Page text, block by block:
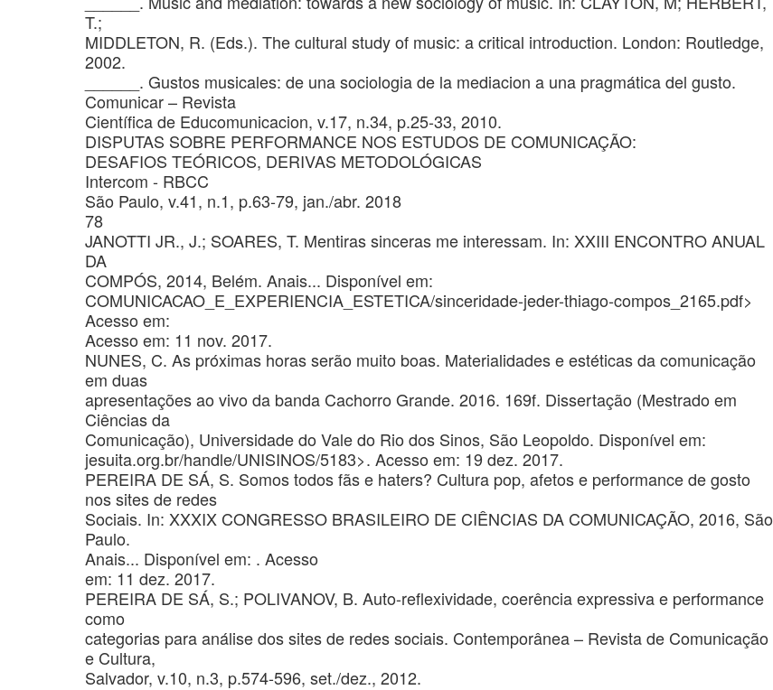
T.;
MIDDLETON, R. (Eds.). The cultural study of music: a critical introduction. London: Routledge,
2002.
______. Gustos musicales: de una sociologia de la mediacion a una pragmática del gusto.
Comunicar – Revista
Científica de Educomunicacion, v.17, n.34, p.25-33, 2010.
DISPUTAS SOBRE PERFORMANCE NOS ESTUDOS DE COMUNICAÇÃO:
DESAFIOS TEÓRICOS, DERIVAS METODOLÓGICAS
Intercom - RBCC
São Paulo, v.41, n.1, p.63-79, jan./abr. 2018
78
JANOTTI JR., J.; SOARES, T. Mentiras sinceras me interessam. In: XXIII ENCONTRO ANUAL
DA
COMPÓS, 2014, Belém. Anais... Disponível em:
COMUNICACAO_E_EXPERIENCIA_ESTETICA/sinceridade-jeder-thiago-compos_2165.pdf>
Acesso em:
Acesso em: 11 nov. 2017.
NUNES, C. As próximas horas serão muito boas. Materialidades e estéticas da comunicação
em duas
apresentações ao vivo da banda Cachorro Grande. 2016. 169f. Dissertação (Mestrado em
Ciências da
Comunicação), Universidade do Vale do Rio dos Sinos, São Leopoldo. Disponível em:
jesuita.org.br/handle/UNISINOS/5183>. Acesso em: 19 dez. 2017.
PEREIRA DE SÁ, S. Somos todos fãs e haters? Cultura pop, afetos e performance de gosto
nos sites de redes
Sociais. In: XXXIX CONGRESSO BRASILEIRO DE CIÊNCIAS DA COMUNICAÇÃO, 2016, São
Paulo.
Anais... Disponível em: . Acesso
em: 11 dez. 2017.
PEREIRA DE SÁ, S.; POLIVANOV, B. Auto-reflexividade, coerência expressiva e performance
como
categorias para análise dos sites de redes sociais. Contemporânea – Revista de Comunicação
e Cultura,
Salvador, v.10, n.3, p.574-596, set./dez., 2012.